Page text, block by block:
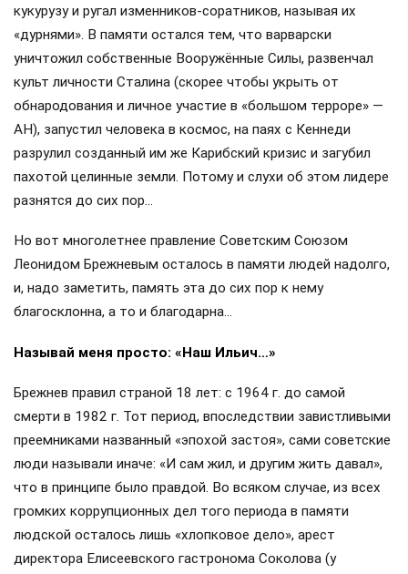
огромные деньги. В домах отсутствовала показная
купеческая роскошь, которую Сталин ненавидел: всё было
достойно и рационально. Никаких «золотых унитазов»,
никаких картин из Третьяковки или Эрмитажа на стенах. С
полов вождь приказал убрать и текинские ковры ручной
работы. Впрочем, историки утверждают, что эти
атрибуты раздражали вождя не столько роскошью,
сколько тем, что они полностью заглушали любые шаги.
Сталин, маниакально опасавшийся покушения на себя,
безопасности.
Все эти немалые расходы на особняки первого лица
страны были оправданы лишь тем, что вся обстановка в
вождю не принадлежала, о чём свидетельствовали
Что касается зарплаты генсека, которую ему ежемесячно
начисляли, то достоверно известно, что Сталин сам к ней